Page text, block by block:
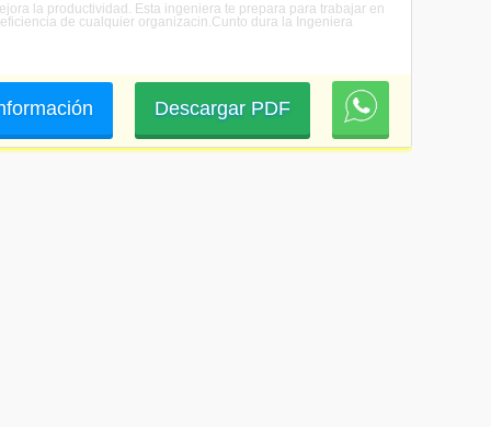
la productividad. Esta ingeniera te prepara para trabajar en
de cualquier organizacin.Cunto dura la Ingeniera
Descargar PDF